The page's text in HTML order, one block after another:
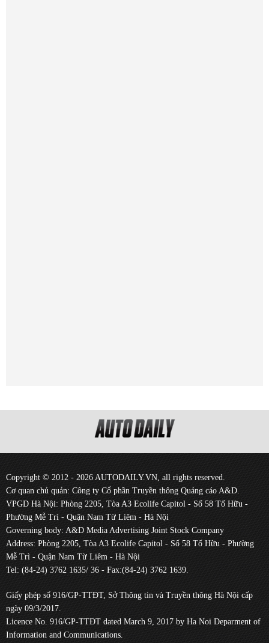
Copyright © 2012 - 2026 AUTODAILY.VN, all rights reserved.
Cơ quan chủ quản: Công ty Cổ phần Truyền thông Quảng cáo A&D.
VPGD Hà Nội: Phòng 2205, Tòa A3 Ecolife Capitol - Số 58 Tố Hữu -
Phường Mễ Trì - Quận Nam Từ Liêm - Hà Nội
Governing body: A&D Media Advertising Joint Stock Company
Address: Phòng 2205, Tòa A3 Ecolife Capitol - Số 58 Tố Hữu - Phường
Mễ Trì - Quận Nam Từ Liêm - Hà Nội
Tel: (84-24) 3762 1635/ 36 - Fax:(84-24) 3762 1639.
Giấy phép số 916/GP-TTĐT, Sở Thông tin và Truyền thông Hà Nội cấp
ngày 09/3/2017.
Licence No. 916/GP-TTĐT dated March 9, 2017 by Ha Noi Deparment of
Information and Communications.